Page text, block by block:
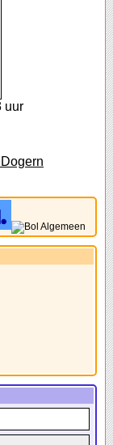
uur